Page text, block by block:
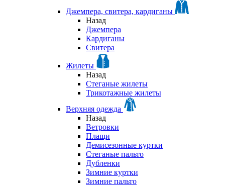
Джемпера, свитера, кардиганы
Назад
Джемпера
Кардиганы
Свитера
Жилеты
Назад
Стеганые жилеты
Трикотажные жилеты
Верхняя одежда
Назад
Ветровки
Плащи
Демисезонные куртки
Стеганые пальто
Дубленки
Зимние куртки
Зимние пальто